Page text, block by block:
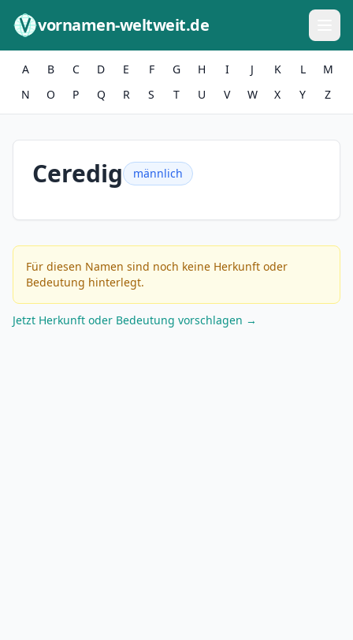
vornamen-weltweit.de
A B C D E F G H I J K L
M
N
O P Q R S T U V W X Y Z
Ceredig männlich
Für diesen Namen sind noch keine Herkunft oder
Bedeutung hinterlegt.
Jetzt Herkunft oder Bedeutung vorschlagen →